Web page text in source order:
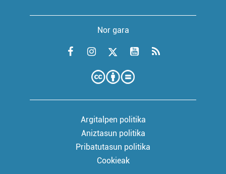
Nor gara
Argitalpen politika
Aniztasun politika
Pribatutasun politika
Cookieak